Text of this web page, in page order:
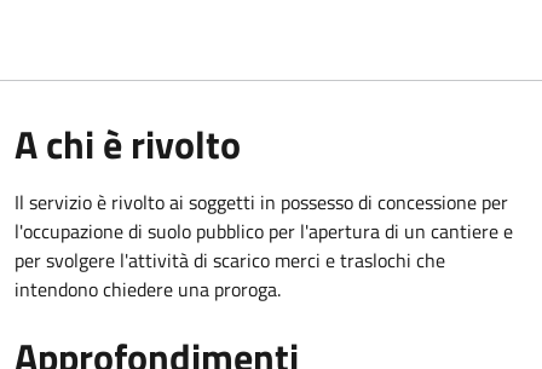
A chi è rivolto
Il servizio è rivolto ai soggetti in possesso di concessione per
l'occupazione di suolo pubblico per l'apertura di un cantiere e
per svolgere l'attività di scarico merci e traslochi che
intendono chiedere una proroga.
Approfondimenti